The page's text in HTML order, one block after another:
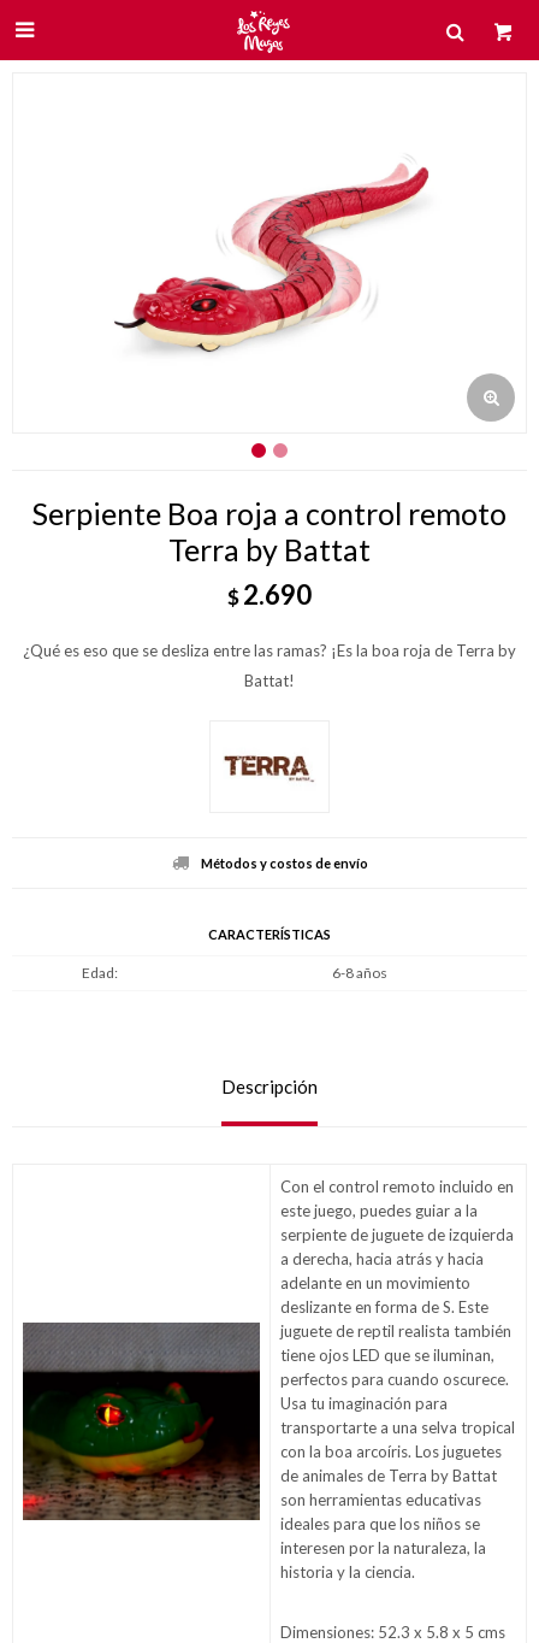

Serpiente Boa roja a control remoto
Terra by Battat
$2.690
¿Qué es eso que se desliza entre las ramas? ¡Es la boa roja de Terra by
Battat!
Métodos y costos de envío
CARACTERÍSTICAS
Edad 6-8 años
Descripción
Con el control remoto incluido en
este juego, puedes guiar a la
serpiente de juguete de izquierda
a derecha, hacia atrás y hacia
adelante en un movimiento
deslizante en forma de S. Este
juguete de reptil realista también
tiene ojos LED que se iluminan,
perfectos para cuando oscurece.
Usa tu imaginación para
transportarte a una selva tropical
con la boa arcoíris. Los juguetes
de animales de Terra by Battat
son herramientas educativas
ideales para que los niños se
interesen por la naturaleza, la
historia y la ciencia.
Dimensiones: 52.3 x 5.8 x 5 cms